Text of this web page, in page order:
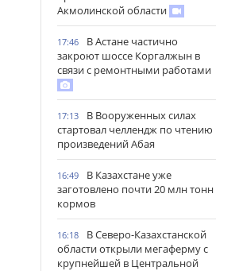
Акмолинской области
17:46
В Астане частично
закроют шоссе Коргалжын в
связи с ремонтными работами
17:13
В Вооруженных силах
стартовал челлендж по чтению
произведений Абая
16:49
В Казахстане уже
заготовлено почти 20 млн тонн
кормов
16:18
В Северо-Казахстанской
области открыли мегаферму с
крупнейшей в Центральной